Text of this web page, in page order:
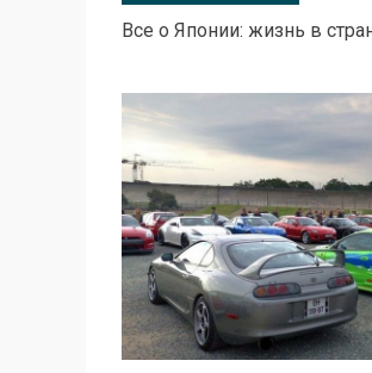
Все о Японии: жизнь в